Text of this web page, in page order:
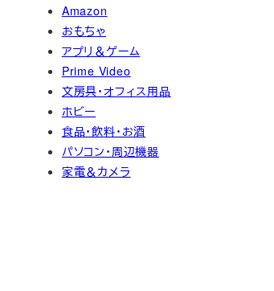
Amazon
おもちゃ
アプリ＆ゲーム
Prime Video
文房具・オフィス用品
ホビー
食品・飲料・お酒
パソコン・周辺機器
家電＆カメラ